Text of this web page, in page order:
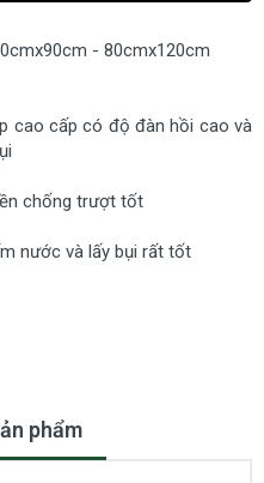
- 80cmx120cm
cao cấp có độ đàn hồi cao và
chống trượt tốt
nước và lấy bụi rất tốt
phẩm